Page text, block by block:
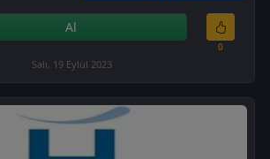
Al
0
Salı, 19 Eylül 2023